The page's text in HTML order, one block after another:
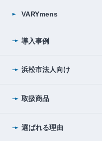
VARYmens
導入事例
浜松市法人向け
取扱商品
選ばれる理由